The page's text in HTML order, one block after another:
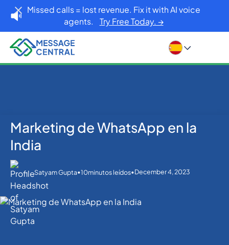
Missed calls = lost revenue. Fix it with AI voice
agents. Try Free Today. →
Inicio Blog
WhatsApp
Marketing de WhatsApp en la India
Marketing de WhatsApp en la
India
Satyam Gupta•10minutos leídos•December 4, 2023